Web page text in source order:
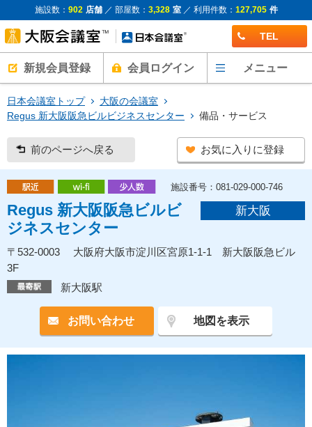
施設数： 902 店舗／ 部屋数： 3,328 室／ 利用件数： 127,705 件
TEL
新規会員登録 会員ログイン メニュー
日本会議室トップ
大阪の会議室
Regus 新大阪阪急ビルビジネスセンター
備品・サービス
前のページへ戻る お気に入りに登録
施設番号：081-029-000-746
Regus 新大阪阪急ビルビ
ジネスセンター
新大阪
〒532-0003 大阪府大阪市淀川区宮原1-1-1 新大阪阪急ビル
3F
新大阪駅
お問い合わせ 地図を表示